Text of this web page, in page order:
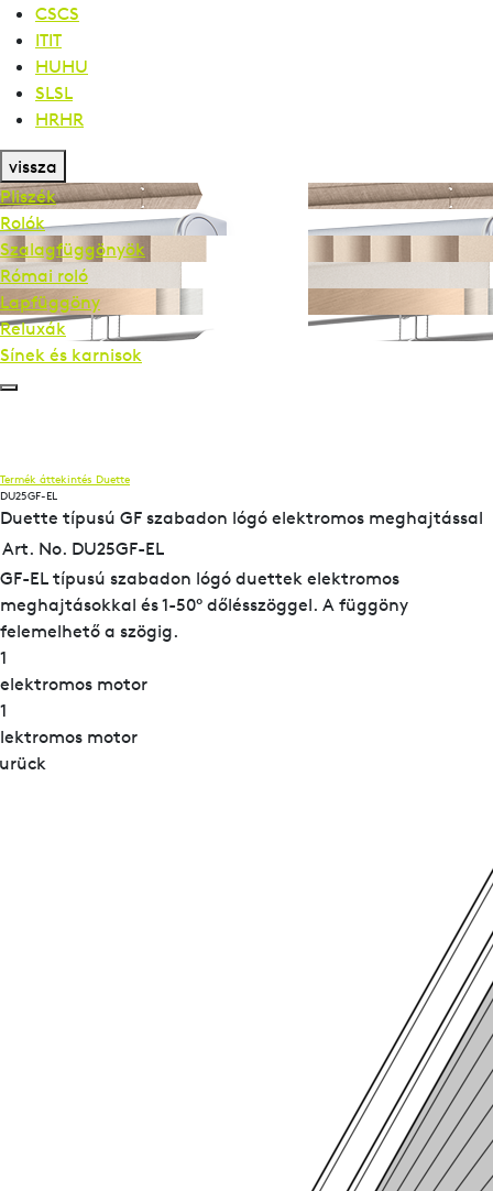
CSCS
ITIT
HUHU
SLSL
HRHR
vissza
Pliszék
Rolók
Szalag­függönyök
Római roló
Lapfüggöny
Reluxák
Sínek és karnisok
Termék áttekintés Duette
DU25GF-EL
Duette típusú GF szabadon lógó elektromos meghajtással
Art. No. DU25GF-EL
GF-EL típusú szabadon lógó duettek elektromos
meghajtásokkal és 1-50° dőlésszöggel. A függöny
felemelhető a szögig.
1
elektromos motor
1
motor